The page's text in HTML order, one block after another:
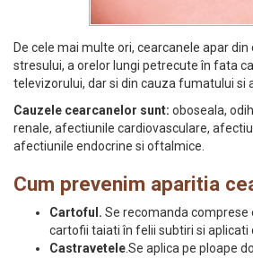
De cele mai multe ori, cearcanele apar
stresului, a orelor lungi petrecute în fata
televizorului, dar si din cauza fumatului si
Cauzele cearcanelor sunt: oboseala,
renale, afectiunile cardiovasculare,
afectiunile endocrine si oftalmice.
Cum prevenim aparitia
Cartoful. Se recomanda comprese
cartofii taiati în felii subtiri si aplicati
Castravetele.Se aplica pe ploape